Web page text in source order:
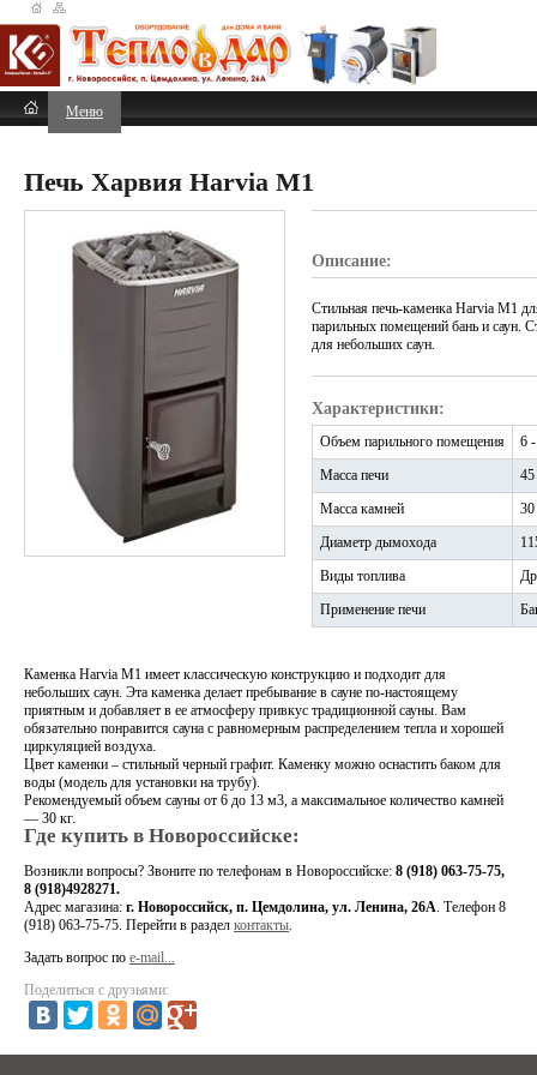
Меню
Печь Харвия Harvia M1
Описание:
Стильная печь-каменка Harvia M1
парильных помещений бань и саун.
для небольших саун.
Характеристики:
Объем парильного помещения
6
Масса печи
45
Масса камней
30
Диаметр дымохода
Виды топлива
Применение печи
Каменка Harvia M1 имеет классическую конструкцию и подходит для
небольших саун. Эта каменка делает пребывание в сауне по-настоящему
приятным и добавляет в ее атмосферу привкус традиционной сауны. Вам
обязательно понравится сауна с равномерным распределением тепла и хорошей
циркуляцией воздуха.
Цвет каменки – стильный черный графит. Каменку можно оснастить баком для
воды (модель для установки на трубу).
Рекомендуемый объем сауны от 6 до 13 м3, а максимальное количество камней
— 30 кг.
Где купить в Новороссийске:
Возникли вопросы? Звоните по телефонам в Новороссийске: 8 (918) 063-75-75,
8 (918)4928271.
Адрес магазина: г. Новороссийск, п. Цемдолина, ул. Ленина, 26А . Телефон 8
(918) 063-75-75 . Перейти в раздел контакты
Задать вопрос по e-mail...
Поделиться с друзьями: